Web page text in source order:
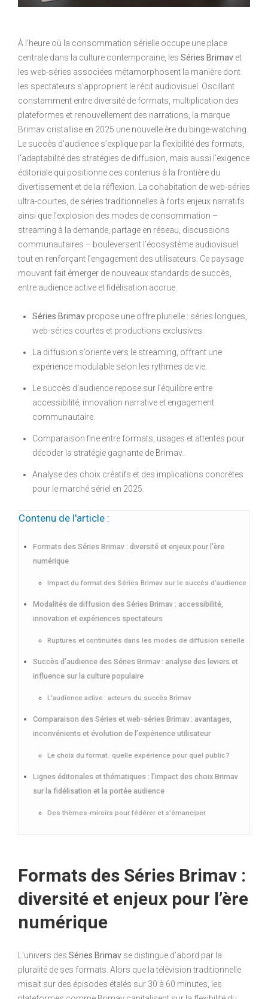
À l’heure où la consommation sérielle occupe une place
centrale dans la culture contemporaine, les Séries Brimav et
les web-séries associées métamorphosent la manière dont
les spectateurs s’approprient le récit audiovisuel. Oscillant
constamment entre diversité de formats, multiplication des
plateformes et renouvellement des narrations, la marque
Brimav cristallise en 2025 une nouvelle ère du binge-watching.
Le succès d’audience s’explique par la flexibilité des formats,
l’adaptabilité des stratégies de diffusion, mais aussi l’exigence
éditoriale qui positionne ces contenus à la frontière du
divertissement et de la réflexion. La cohabitation de web-séries
ultra-courtes, de séries traditionnelles à forts enjeux narratifs
ainsi que l’explosion des modes de consommation –
streaming à la demande, partage en réseau, discussions
communautaires – bouleversent l’écosystème audiovisuel
tout en renforçant l’engagement des utilisateurs. Ce paysage
mouvant fait émerger de nouveaux standards de succès,
entre audience active et fidélisation accrue.
Séries Brimav propose une offre plurielle : séries longues,
web-séries courtes et productions exclusives.
La diffusion s’oriente vers le streaming, offrant une
expérience modulable selon les rythmes de vie.
Le succès d’audience repose sur l’équilibre entre
accessibilité, innovation narrative et engagement
communautaire.
Comparaison fine entre formats, usages et attentes pour
décoder la stratégie gagnante de Brimav.
Analyse des choix créatifs et des implications concrètes
pour le marché sériel en 2025.
Contenu de l'article :
Formats des Séries Brimav : diversité et enjeux pour l’ère
numérique
Impact du format des Séries Brimav sur le succès d’audience
Modalités de diffusion des Séries Brimav : accessibilité,
innovation et expériences spectateurs
Ruptures et continuités dans les modes de diffusion sérielle
Succès d’audience des Séries Brimav : analyse des leviers et
influence sur la culture populaire
L’audience active : acteurs du succès Brimav
Comparaison des Séries et web-séries Brimav : avantages,
inconvénients et évolution de l’expérience utilisateur
Le choix du format : quelle expérience pour quel public ?
Lignes éditoriales et thématiques : l’impact des choix Brimav
sur la fidélisation et la portée audience
Des thèmes-miroirs pour fédérer et s’émanciper
Formats des Séries Brimav :
diversité et enjeux pour l’ère
numérique
L’univers des Séries Brimav se distingue d’abord par la
pluralité de ses formats. Alors que la télévision traditionnelle
misait sur des épisodes étalés sur 30 à 60 minutes, les